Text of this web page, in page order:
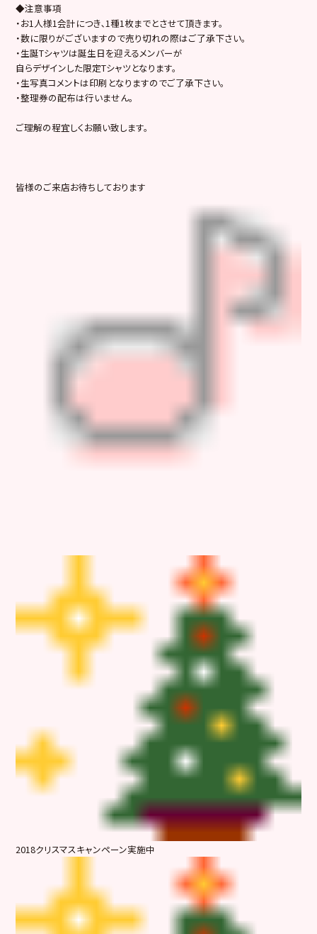
◆注意事項
・お1人様1会計につき､1種1枚までとさせて頂きます。
・数に限りがございますので売り切れの際はご了承下さい。
・生誕Tシャツは誕生日を迎えるメンバーが
自らデザインした限定Tシャツとなります。
・生写真コメントは印刷となりますのでご了承下さい。
・整理券の配布は行いません。
ご理解の程宜しくお願い致します。
皆様のご来店お待ちしております
2018クリスマスキャンペーン実施中